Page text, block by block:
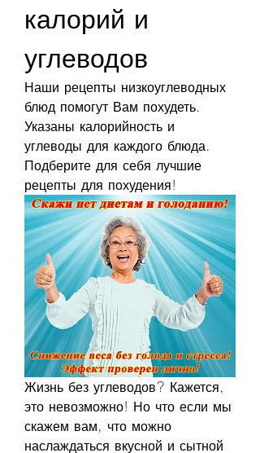
калорий и
углеводов
Наши рецепты низкоуглеводных
блюд помогут Вам похудеть.
Указаны калорийность и
углеводы для каждого блюда.
Подберите для себя лучшие
рецепты для похудения!
Жизнь без углеводов? Кажется,
это невозможно! Но что если мы
скажем вам, что можно
наслаждаться вкусной и сытной